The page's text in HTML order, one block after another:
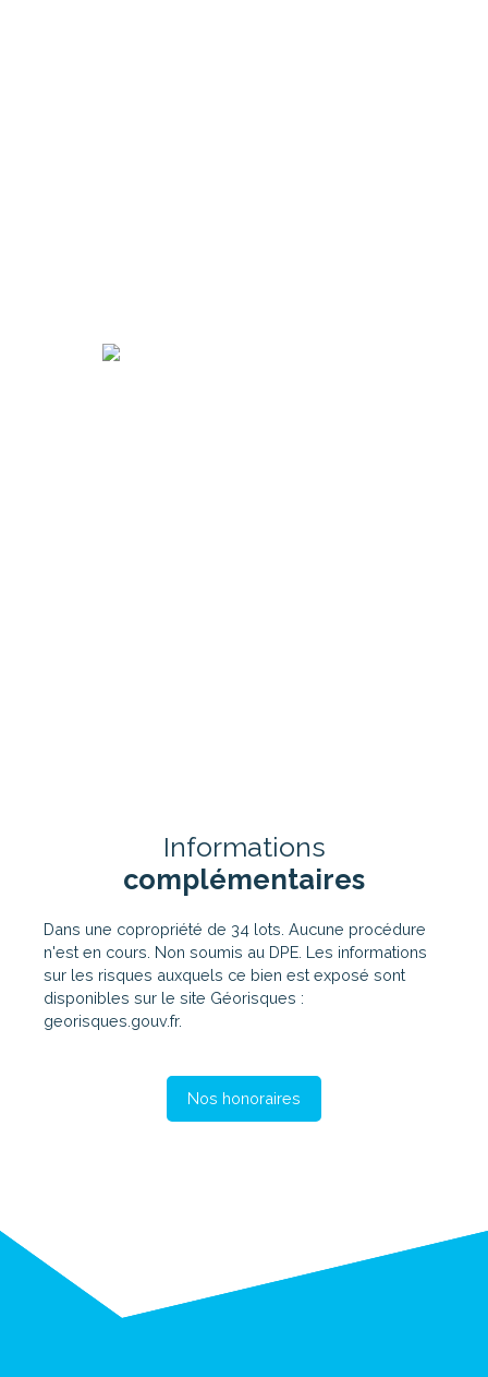
Informations
complémentaires
Dans une copropriété de 34 lots. Aucune procédure
n'est en cours. Non soumis au DPE. Les informations
sur les risques auxquels ce bien est exposé sont
disponibles sur le site Géorisques :
georisques.gouv.fr.
Nos honoraires